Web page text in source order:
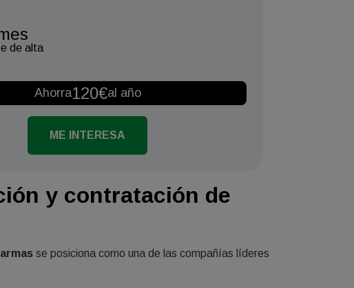
de alta
Ahorra120€al año
ME INTERESA
y contratación de
se posiciona como una de las compañías líderes